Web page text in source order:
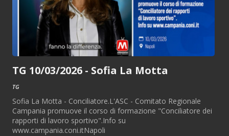
TG 10/03/2026 - Sofia La Motta
TG
Sofia La Motta - Conciliatore.L'ASC - Comitato Regionale
Campania promuove il corso di formazione "Conciliatore dei
rapporti di lavoro sportivo".Info su
www.campania.coni.itNapoli